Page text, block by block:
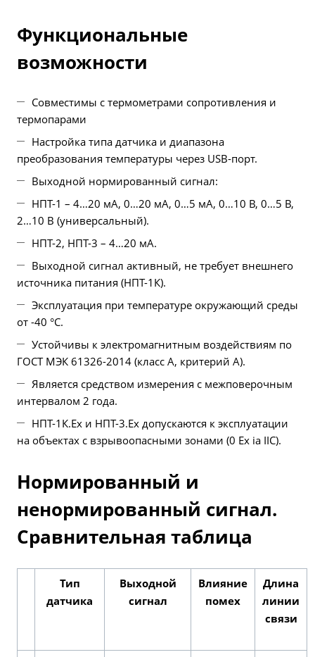
Функциональные
возможности
Совместимы с термометрами сопротивления и
термопарами
Настройка типа датчика и диапазона
преобразования температуры через USB-порт.
Выходной нормированный сигнал:
НПТ-1 – 4…20 мА, 0…20 мА, 0…5 мА, 0…10 В, 0…5 В,
2…10 В (универсальный).
НПТ-2, НПТ-3 – 4…20 мА.
Выходной сигнал активный, не требует внешнего
источника питания (НПТ-1К).
Эксплуатация при температуре окружающий среды
от -40 °С.
Устойчивы к электромагнитным воздействиям по
ГОСТ МЭК 61326-2014 (класс А, критерий А).
Является средством измерения с межповерочным
интервалом 2 года.
НПТ-1К.Ех и НПТ-3.Ех допускаются к эксплуатации
на объектах с взрывоопасными зонами (0 Ex ia IIC).
Нормированный и
ненормированный сигнал.
Сравнительная таблица
Тип
датчика
Выходной
сигнал
Влияние
помех
Длина
линии
связи